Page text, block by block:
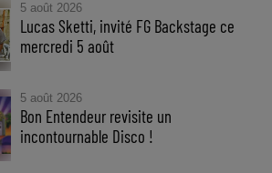
5 août 2026
Lucas Sketti, invité FG Backstage ce
mercredi 5 août
5 août 2026
Bon Entendeur revisite un
incontournable Disco !